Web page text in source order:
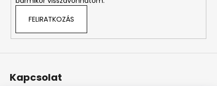
FELIRATKOZÁS
Kapcsolat